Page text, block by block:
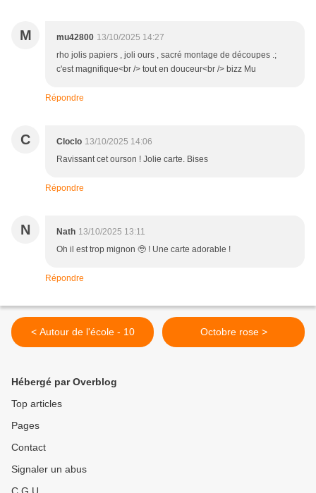
M mu42800 13/10/2025 14:27
rho jolis papiers , joli ours , sacré montage de découpes .;
c'est magnifique<br /> tout en douceur<br /> bizz Mu
Répondre
C Cloclo 13/10/2025 14:06
Ravissant cet ourson ! Jolie carte. Bises
Répondre
N Nath 13/10/2025 13:11
Oh il est trop mignon 🥹 ! Une carte adorable !
Répondre
< Autour de l'école - 10 Octobre rose >
Hébergé par Overblog
Top articles
Pages
Contact
Signaler un abus